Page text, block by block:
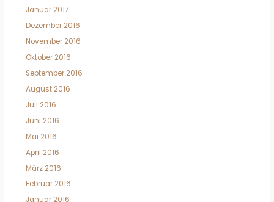
Januar 2017
Dezember 2016
November 2016
Oktober 2016
September 2016
August 2016
Juli 2016
Juni 2016
Mai 2016
April 2016
März 2016
Februar 2016
Januar 2016